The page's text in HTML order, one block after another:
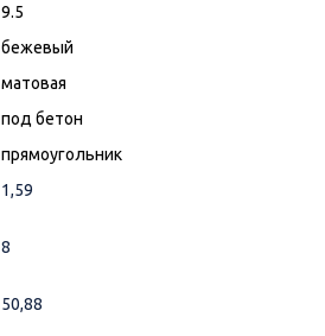
9.5
бежевый
матовая
под бетон
прямоугольник
1,59
8
50,88